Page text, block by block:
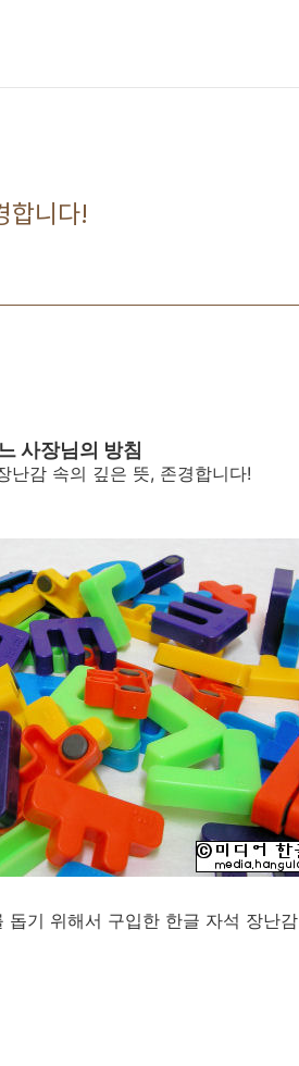
합니다!
사장님의 방침
난감 속의 깊은 뜻, 존경합니다!
기 위해서 구입한 한글 자석 장난감